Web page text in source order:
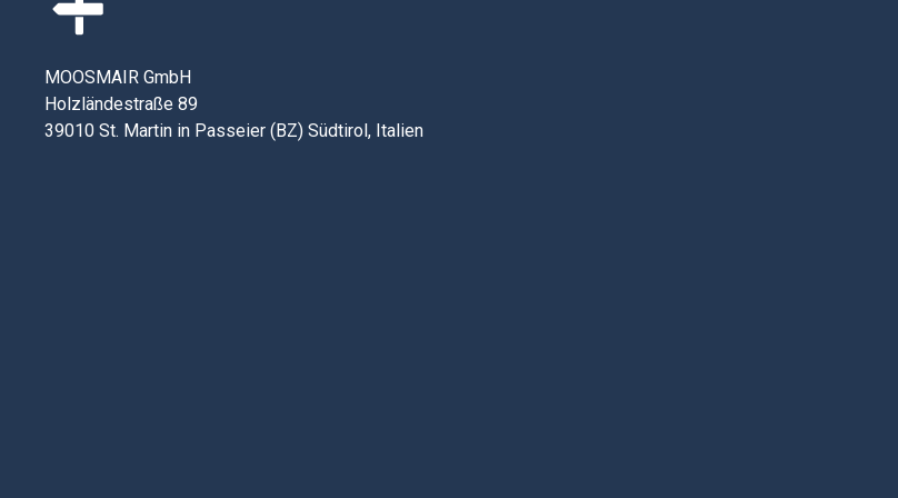
MOOSMAIR GmbH
Holzländestraße 89
39010 St. Martin in Passeier (BZ) Südtirol, Italien